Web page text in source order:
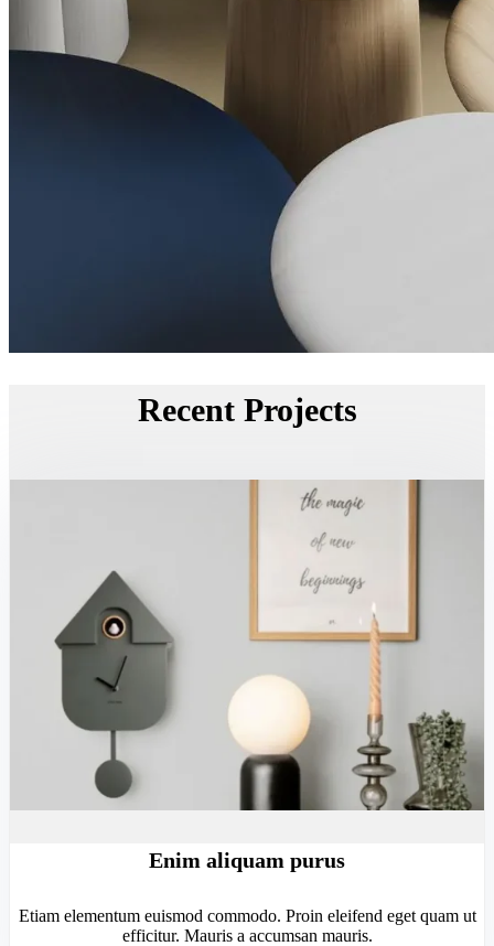
Recent Projects
Enim aliquam purus
Etiam elementum euismod commodo. Proin eleifend eget quam ut
efficitur. Mauris a accumsan mauris.